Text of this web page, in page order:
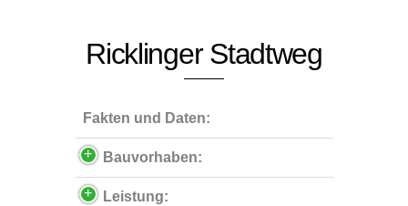
Ricklinger Stadtweg
Fakten und Daten:
Bauvorhaben:
Leistung: